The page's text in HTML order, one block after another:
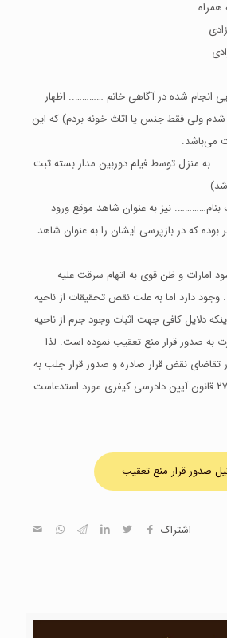
انجام شده در آگاهی خانم ………….. اظهار
ولی فقط جنس یا اثاث خونه بردم) که این
می‌باشد.
به منزل توسط فیلم دوربین مدار بسته ثبت
اینجانب بنام…………. نیز به عنوان شاهد موقع ورود
که در بازپرسی ایشان را به عنوان شاهد
امارات و ظن قوی به اتهام سرقت علیه
دارد اما به علت نقص تحقیقات از ناحیه
دلایل کافی جهت اثبات وجود جرم از ناحیه
به صدور قرار منع تعقیب نموده است. لذا
نقض قرار صادره و صدور قرار جلب به
صدور قرار منع تعقیب
اشتراک